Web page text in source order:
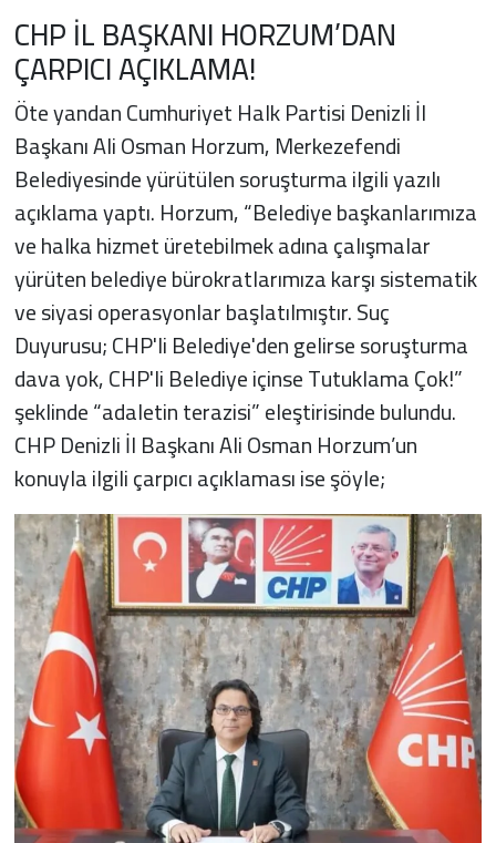
CHP İL BAŞKANI HORZUM’DAN
ÇARPICI AÇIKLAMA!
Öte yandan Cumhuriyet Halk Partisi Denizli İl
Başkanı Ali Osman Horzum, Merkezefendi
Belediyesinde yürütülen soruşturma ilgili yazılı
açıklama yaptı. Horzum, “Belediye başkanlarımıza
ve halka hizmet üretebilmek adına çalışmalar
yürüten belediye bürokratlarımıza karşı sistematik
ve siyasi operasyonlar başlatılmıştır. Suç
Duyurusu; CHP'li Belediye'den gelirse soruşturma
dava yok, CHP'li Belediye içinse Tutuklama Çok!”
şeklinde “adaletin terazisi” eleştirisinde bulundu.
CHP Denizli İl Başkanı Ali Osman Horzum’un
konuyla ilgili çarpıcı açıklaması ise şöyle;